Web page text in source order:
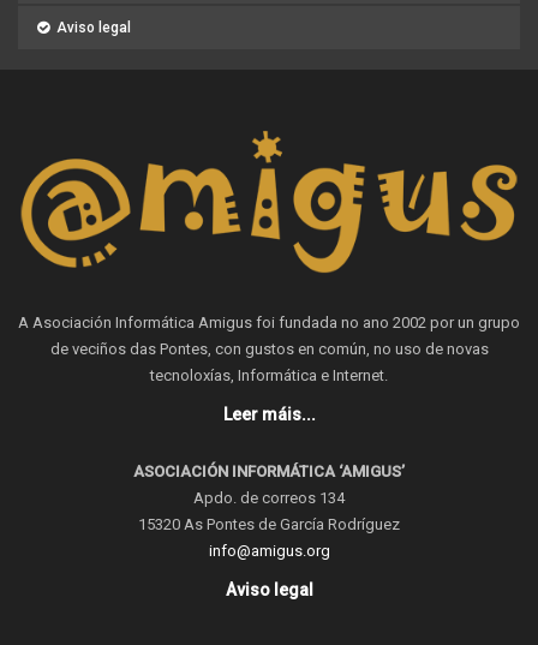
Aviso legal
A Asociación Informática Amigus foi fundada no ano 2002 por un grupo
de veciños das Pontes, con gustos en común, no uso de novas
tecnoloxías, Informática e Internet.
Leer máis...
ASOCIACIÓN INFORMÁTICA ‘AMIGUS’
Apdo. de correos 134
15320 As Pontes de García Rodríguez
info@amigus.org
Aviso legal